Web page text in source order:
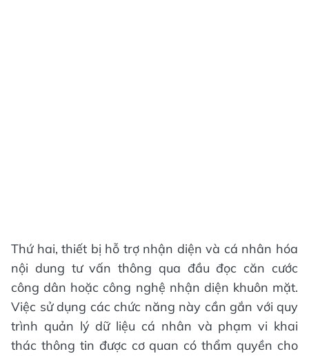
Thứ hai, thiết bị hỗ trợ nhận diện và cá nhân hóa
nội dung tư vấn thông qua đầu đọc căn cước
công dân hoặc công nghệ nhận diện khuôn mặt.
Việc sử dụng các chức năng này cần gắn với quy
trình quản lý dữ liệu cá nhân và phạm vi khai
thác thông tin được cơ quan có thẩm quyền cho